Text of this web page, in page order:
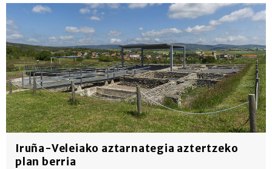
Iruña-Veleiako aztarnategia aztertzeko
plan berria